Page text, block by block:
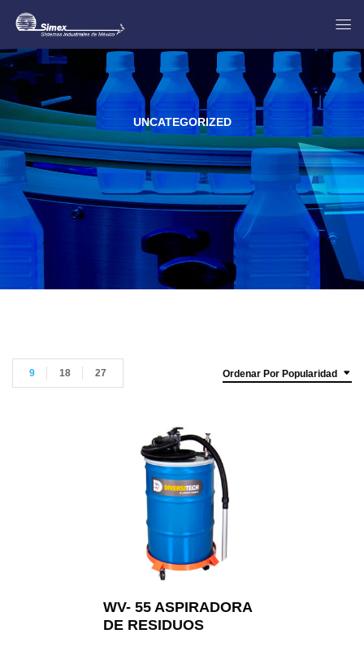
UNCATEGORIZED
Ordenar Por Popularidad
9 18 27
WV- 55 ASPIRADORA
DE RESIDUOS